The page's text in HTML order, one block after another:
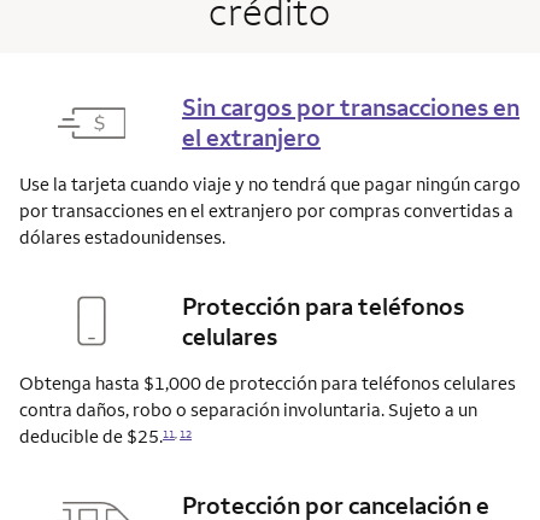
crédito
Sin cargos por transacciones en
el extranjero
Use la tarjeta cuando viaje y no tendrá que pagar ningún cargo
por transacciones en el extranjero por compras convertidas a
dólares estadounidenses.
Protección para teléfonos
celulares
Obtenga hasta $1,000 de protección para teléfonos celulares
contra daños, robo o separación involuntaria. Sujeto a un
deducible de $25.11 12
Protección por cancelación e